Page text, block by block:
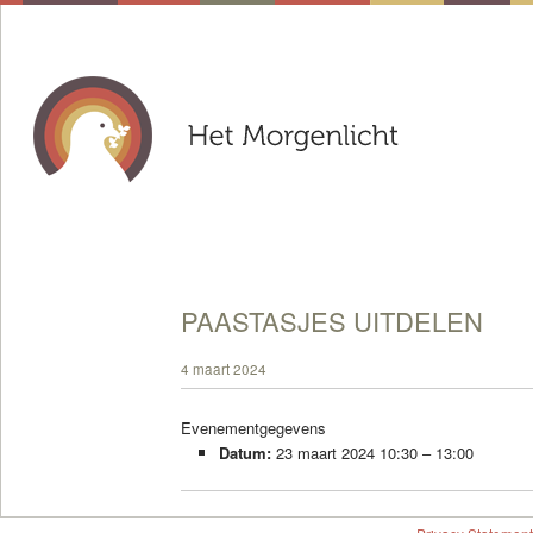
PAASTASJES UITDELEN
4 maart 2024
Evenementgegevens
Datum: 23 maart 2024 10:30 – 13:00